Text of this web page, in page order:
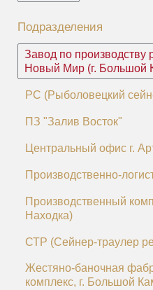
Подразделения
Завод по производству
Новый Мир (г. Большой
РС (Рыболовецкий
ПЗ "Залив Восток"
Центральный офис г.
Производственно-
Производственный
Находка)
СТР (Сейнер-траулер
Жестяно-баночная
комплекс, г. Большой